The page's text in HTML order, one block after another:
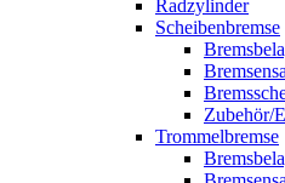
Radzylinder
Scheibenbremse
Zubehör/
Trommelbremse